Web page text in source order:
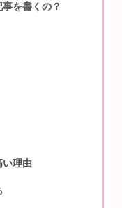
を書くの？
い理由